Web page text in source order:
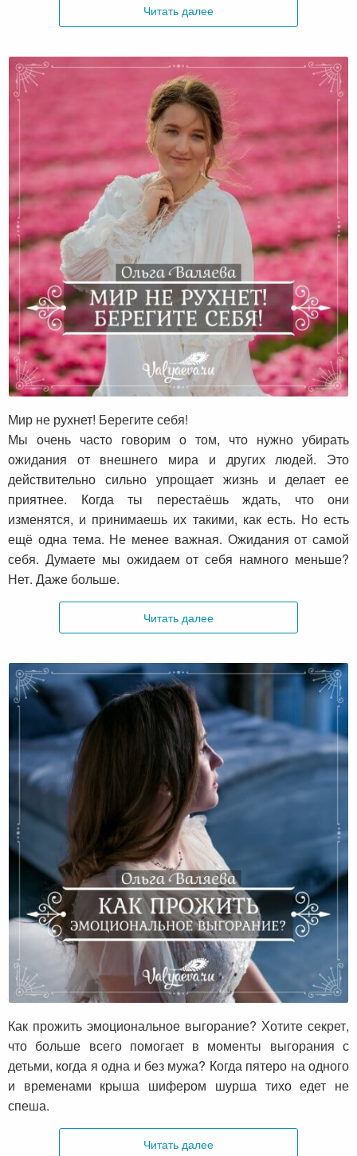
Читать далее
Мир не рухнет! Берегите себя!
Мир не рухнет! Берегите себя!
Мы очень часто говорим о том, что нужно убирать
ожидания от внешнего мира и других людей. Это
действительно сильно упрощает жизнь и делает ее
приятнее. Когда ты перестаёшь ждать, что они
изменятся, и принимаешь их такими, как есть. Но есть
ещё одна тема. Не менее важная. Ожидания от самой
себя. Думаете мы ожидаем от себя намного меньше?
Нет. Даже больше.
Читать далее
Как прожить эмоциональное выгорание?
Как прожить эмоциональное выгорание? Хотите секрет,
что больше всего помогает в моменты выгорания с
детьми, когда я одна и без мужа? Когда пятеро на одного
и временами крыша шифером шурша тихо едет не
спеша.
Читать далее